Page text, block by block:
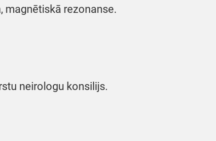
magnētiskā rezonanse.
neirologu konsilijs.